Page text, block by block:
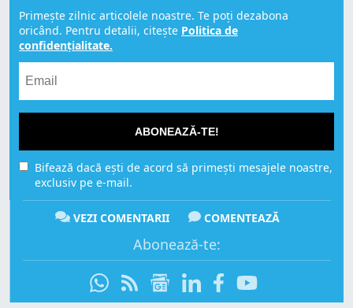
Primește zilnic articolele noastre. Te poți dezabona
oricând. Pentru detalii, citește Politica de
confidențialitate.
ABONEAZĂ-TE!
Bifează dacă ești de acord să primești mesajele noastre,
exclusiv pe e-mail.
VEZI COMENTARII COMENTEAZĂ
Abonează-te: